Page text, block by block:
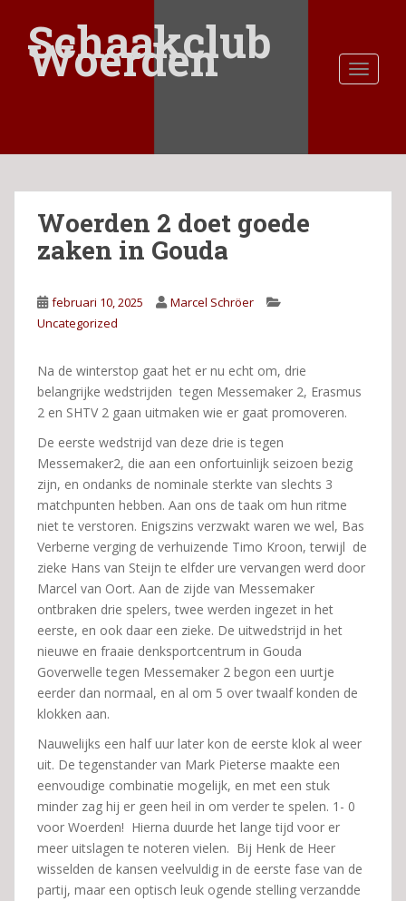
a
Schaakclub
Woerden
Woerden 2 doet goede
zaken in Gouda
februari 10, 2025
Marcel Schröer
Uncategorized
Na de winterstop gaat het er nu echt om, drie
belangrijke wedstrijden tegen Messemaker 2, Erasmus
2 en SHTV 2 gaan uitmaken wie er gaat promoveren.
De eerste wedstrijd van deze drie is tegen
Messemaker2, die aan een onfortuinlijk seizoen bezig
zijn, en ondanks de nominale sterkte van slechts 3
matchpunten hebben. Aan ons de taak om hun ritme
niet te verstoren. Enigszins verzwakt waren we wel, Bas
Verberne verging de verhuizende Timo Kroon, terwijl de
zieke Hans van Steijn te elfder ure vervangen werd door
Marcel van Oort. Aan de zijde van Messemaker
ontbraken drie spelers, twee werden ingezet in het
eerste, en ook daar een zieke. De uitwedstrijd in het
nieuwe en fraaie denksportcentrum in Gouda
Goverwelle tegen Messemaker 2 begon een uurtje
eerder dan normaal, en al om 5 over twaalf konden de
klokken aan.
Nauwelijks een half uur later kon de eerste klok al weer
uit. De tegenstander van Mark Pieterse maakte een
eenvoudige combinatie mogelijk, en met een stuk
minder zag hij er geen heil in om verder te spelen. 1- 0
voor Woerden! Hierna duurde het lange tijd voor er
meer uitslagen te noteren vielen. Bij Henk de Heer
wisselden de kansen veelvuldig in de eerste fase van de
partij, maar een optisch leuk ogende stelling verzandde